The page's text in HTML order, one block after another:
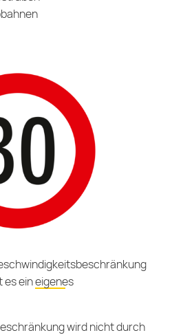
es eineigenes
wird nicht durch